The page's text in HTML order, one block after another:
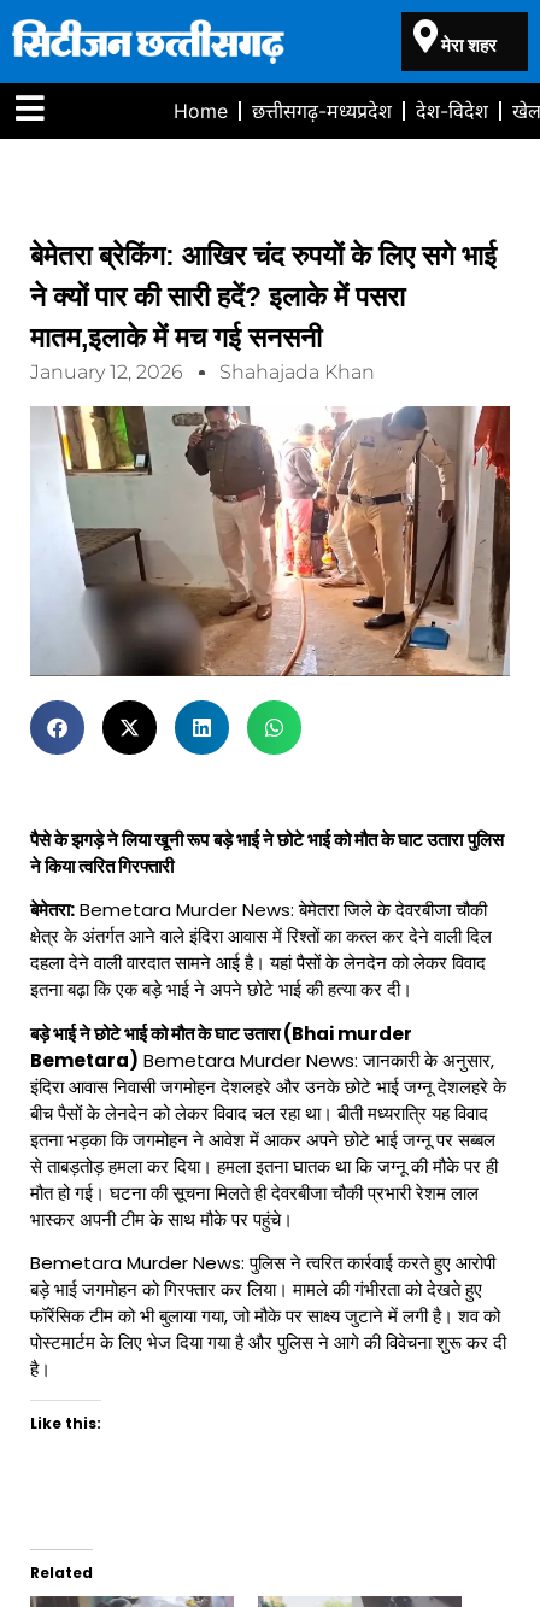
मेरा शहर
Home छत्तीसगढ़-मध्यप्रदेश देश-विदेश
बेमेतरा ब्रेकिंग: आखिर चंद रुपयों के लिए सगे भाई
ने क्यों पार की सारी हदें? इलाके में पसरा
मातम,इलाके में मच गई सनसनी
January 12, 2026 Shahajada Khan
पैसे के झगड़े ने लिया खूनी रूपबड़े भाई ने छोटे भाई को मौत के घाट उतारापुलिस
ने किया त्वरित गिरफ्तारी
बेमेतरा:Bemetara Murder News: बेमेतरा जिले के देवरबीजा चौकी
क्षेत्र के अंतर्गत आने वाले इंदिरा आवास में रिश्तों का कत्ल कर देने वाली दिल
दहला देने वाली वारदात सामने आई है। यहां पैसों के लेनदेन को लेकर विवाद
इतना बढ़ा कि एक बड़े भाई ने अपने छोटे भाई की हत्या कर दी।
बड़े भाई ने छोटे भाई को मौत के घाट उतारा (Bhai murder
Bemetara) Bemetara Murder News: जानकारी के अनुसार,
इंदिरा आवास निवासी जगमोहन देशलहरे और उनके छोटे भाई जग्नू देशलहरे के
बीच पैसों के लेनदेन को लेकर विवाद चल रहा था। बीती मध्यरात्रि यह विवाद
इतना भड़का कि जगमोहन ने आवेश में आकर अपने छोटे भाई जग्नू पर सब्बल
से ताबड़तोड़ हमला कर दिया। हमला इतना घातक था कि जग्नू की मौके पर ही
मौत हो गई। घटना की सूचना मिलते ही देवरबीजा चौकी प्रभारी रेशम लाल
भास्कर अपनी टीम के साथ मौके पर पहुंचे।
Bemetara Murder News: पुलिस ने त्वरित कार्रवाई करते हुए आरोपी
बड़े भाई जगमोहन को गिरफ्तार कर लिया। मामले की गंभीरता को देखते हुए
फॉरेंसिक टीम को भी बुलाया गया, जो मौके पर साक्ष्य जुटाने में लगी है। शव को
पोस्टमार्टम के लिए भेज दिया गया है और पुलिस ने आगे की विवेचना शुरू कर दी
है।
Like this:
Related